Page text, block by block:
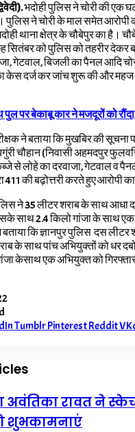
भदोही पुलिस ने चोरी की एक
ने चोरी के माल समेत आरोपी
थाना क्षेत्र के चौबेपुर का है।
सितंबर को पुलिस को तहरीर देकर
गेटवाल, बिजली का पैनल आदि
केस दर्ज कर जांच शुरू की और महज
पर बेकाबू कार ने मजदूरों को
ने बताया कि मुखबिर की
चौहान (निवासी अहमदपुर
से लोहे का दरवाजा,गेटवाल व
411 की बढ़ोत्तरी करते हुए आरोपी
ने 35 लीटर शराब के साथ आधा
साथ 2.4 किलो गांजा के साथ
कि ज्ञानपुर पुलिस दस
के साथ पांच अभियुक्तों को धर
केसाथ एक अभियुक्त को
TumblrPinterestReddit
अवंतिका रावत ने
शुभकामनाएं